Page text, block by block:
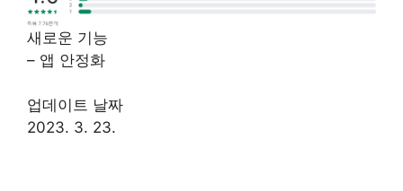
새로운 기능
– 앱 안정화
업데이트 날짜
2023. 3. 23.